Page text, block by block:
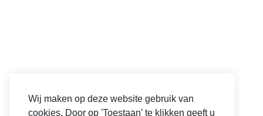
Wij maken op deze website gebruik van
cookies. Door op 'Toestaan' te klikken geeft u